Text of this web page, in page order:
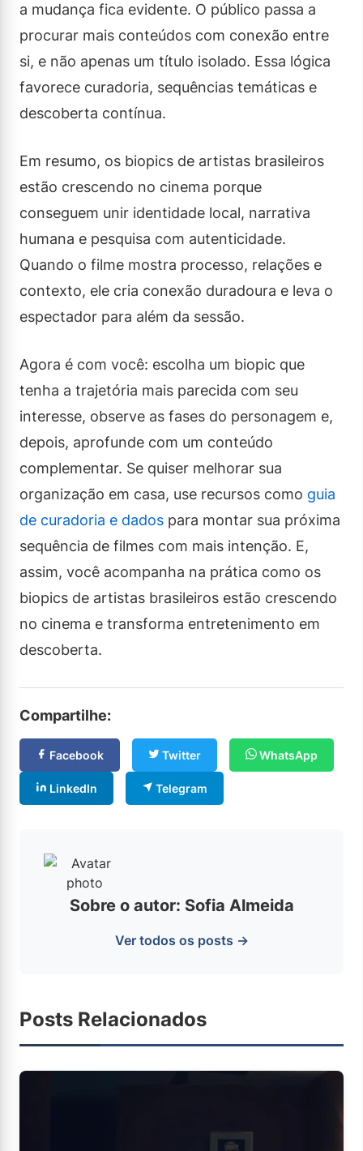
a mudança fica evidente. O público passa a
procurar mais conteúdos com conexão entre
si, e não apenas um título isolado. Essa lógica
favorece curadoria, sequências temáticas e
descoberta contínua.
Em resumo, os biopics de artistas brasileiros
estão crescendo no cinema porque
conseguem unir identidade local, narrativa
humana e pesquisa com autenticidade.
Quando o filme mostra processo, relações e
contexto, ele cria conexão duradoura e leva o
espectador para além da sessão.
Agora é com você: escolha um biopic que
tenha a trajetória mais parecida com seu
interesse, observe as fases do personagem e,
depois, aprofunde com um conteúdo
complementar. Se quiser melhorar sua
organização em casa, use recursos como guia
de curadoria e dados para montar sua próxima
sequência de filmes com mais intenção. E,
assim, você acompanha na prática como os
biopics de artistas brasileiros estão crescendo
no cinema e transforma entretenimento em
descoberta.
Compartilhe:
Facebook Twitter WhatsApp
LinkedIn Telegram
Sobre o autor: Sofia Almeida
Ver todos os posts →
Posts Relacionados